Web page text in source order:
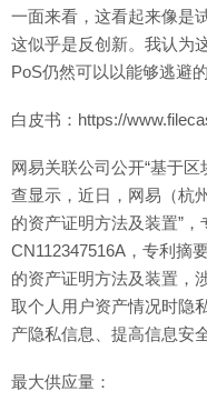
一面来看，这看起来像是
这似乎是反创新。我认为
PoS仍然可以以能够逃避
白皮书：https://
网易关联公司公开“基于
查显示，近日，网易（杭
的资产证明方法及装置”
CN112347516A，专利摘
的资产证明方法及装置，
取个人用户资产情况时隐
产隐私信息、提高信息安
最大供应量：